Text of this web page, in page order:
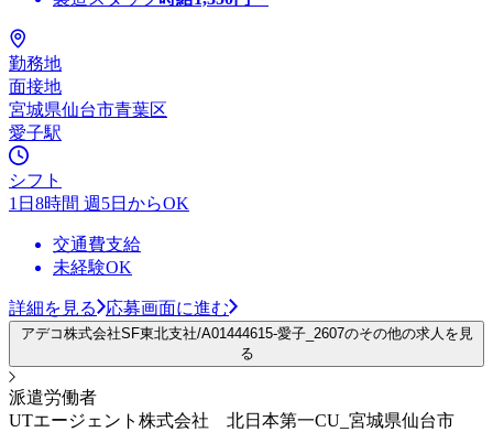
勤務地
面接地
宮城県仙台市青葉区
愛子駅
シフト
1日8時間 週5日からOK
交通費支給
未経験OK
詳細を見る 応募画面に進む
アデコ株式会社SF東北支社/A01444615-愛子_2607のその他の求人を見
る
派遣労働者
UTエージェント株式会社 北日本第一CU_宮城県仙台市